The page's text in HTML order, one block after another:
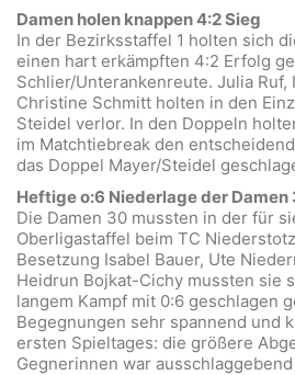
Damen holen knappen 4:2 Sieg
In der Bezirksstaffel 1 holten sich
einen hart erkämpften 4:2 Erfolg
Schlier/Unterankenreute. Julia Ruf,
Christine Schmitt holten in den
Steidel verlor. In den Doppeln
im Matchtiebreak den
das Doppel Mayer/Steidel
Heftige o:6 Niederlage der Damen
Die Damen 30 mussten in der für
Oberligastaffel beim TC
Besetzung Isabel Bauer, Ute
Heidrun Bojkat-Cichy mussten sie
langem Kampf mit 0:6 geschlagen
Begegnungen sehr spannend und
ersten Spieltages: die größere
Gegnerinnen war